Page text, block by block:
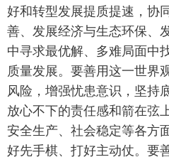
好和转型发展提质提速，协
善、发展经济与生态环保、
中寻求最优解、多难局面中
质量发展。要善用这一世界
风险，增强忧患意识，坚持
放心不下的责任感和箭在弦
安全生产、社会稳定等各方
好先手棋、打好主动仗。要